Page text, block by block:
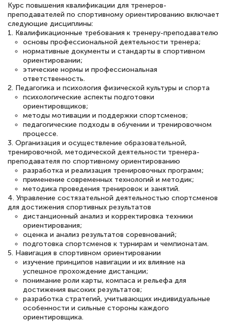
специальности «Тренер-преподаватель
по тяжелой атлетике»! Хочется
подчеркуть, что при обращении
оперативно связались со мной
специалисты, ответили на все
интересующие вопросы и в течении
двух…
Светлана К
Знаток города 7 уровня
10 марта 2026
Оставила заявку на обучение онлайн, мне
быстро ответили, разъяснили все детали.
Обучение понравилось: огромное
количество тематической литературы,
пособий и учебников доступно на время
прохождения курса, удобная система
аттестации, проблем не возникло ни на
каком этапе…
Курс повышения квалификации для тренеров-
преподавателей по спортивному ориентированию включает
следующие дисциплины:
1. Квалификационные требования к тренеру-преподавателю
основы профессиональной деятельности тренера;
нормативные документы и стандарты в спортивном
ориентировании;
этические нормы и профессиональная
ответственность.
2. Педагогика и психология физической культуры и спорта
психологические аспекты подготовки
ориентировщиков;
методы мотивации и поддержки спортсменов;
педагогические подходы в обучении и тренировочном
процессе.
3. Организация и осуществление образовательной,
тренировочной, методической деятельности тренера-
преподавателя по спортивному ориентированию
разработка и реализация тренировочных программ;
применение современных технологий и методик;
методика проведения тренировок и занятий.
4. Управление состязательной деятельностью спортсменов
для достижения спортивных результатов
дистанционный анализ и корректировка техники
ориентирования;
оценка и анализ результатов соревнований;
подготовка спортсменов к турнирам и чемпионатам.
5. Навигация в спортивном ориентировании
изучение принципов навигации и их влияние на
успешное прохождение дистанции;
понимание роли карты, компаса и рельефа для
достижения высоких результатов;
разработка стратегий, учитывающих индивидуальные
особенности и сильные стороны каждого
ориентировщика.